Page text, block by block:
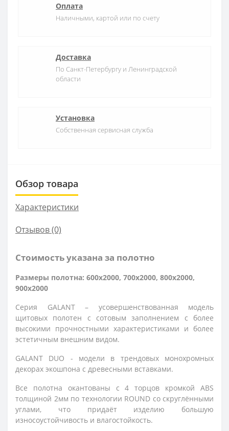
Оплата
Наличными, картой или по счету
Доставка
По Санкт-Петербургу и Ленинградской
области
Установка
Собственная сервисная служба
Обзор товара
Характеристики
Отзывов (0)
Стоимость указана за полотно
Размеры полотна: 600x2000, 700x2000, 800x2000,
900x2000
Серия GALANT – усовершенствованная модель
щитовых полотен c сотовым заполнением с более
высокими прочностными характеристиками и более
эстетичным внешним видом.
GALANT DUO - модели в трендовых монохромных
декорах экошпона с древесными вставками.
Все полотна окантованы с 4 торцов кромкой ABS
толщиной 2мм по технологии ROUND со скруглёнными
углами, что придаёт изделию большую
износоустойчивость и влагостойкость.